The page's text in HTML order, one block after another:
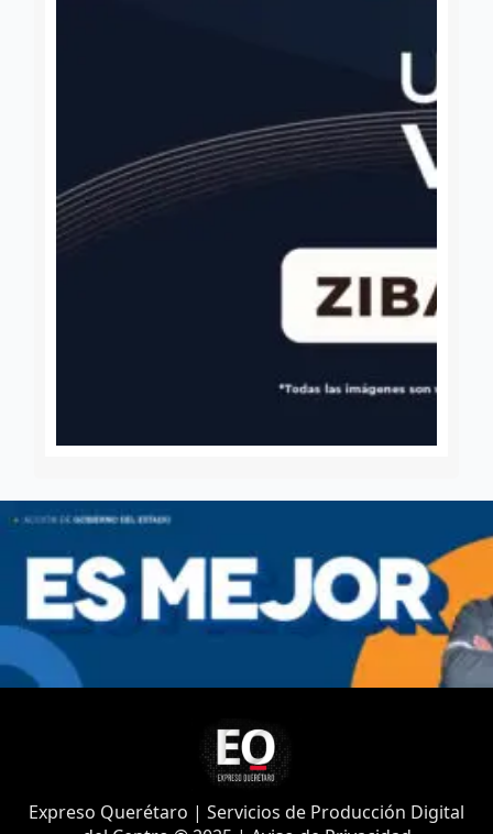
Expreso Querétaro | Servicios de Producción Digital